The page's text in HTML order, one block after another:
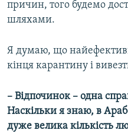
причин, того будемо
шляхами.
Я думаю, що
кінця карантину і
– Відпочинок – одна
Наскільки я знаю, в
дуже велика кількість